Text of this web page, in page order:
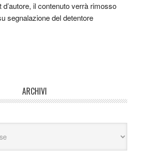
il contenuto verrà rimosso
segnalazione del detentore
ARCHIVI